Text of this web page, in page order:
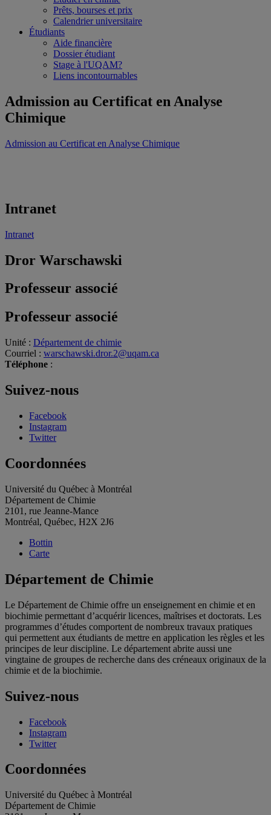
Prêts, bourses et prix
Calendrier universitaire
Étudiants
Aide financière
Dossier étudiant
Stage à l'UQAM?
Liens incontournables
Admission au Certificat en Analyse
Chimique
Admission au Certificat en Analyse Chimique
Intranet
Intranet
Dror Warschawski
Professeur associé
Professeur associé
Unité : Département de chimie
Courriel : warschawski.dror.2@uqam.ca
Téléphone :
Suivez-nous
Facebook
Instagram
Twitter
Coordonnées
Université du Québec à Montréal
Département de Chimie
2101, rue Jeanne-Mance
Montréal, Québec, H2X 2J6
Bottin
Carte
Département de Chimie
Le Département de Chimie offre un enseignement en chimie et en
biochimie permettant d’acquérir licences, maîtrises et doctorats. Les
programmes d’études comportent de nombreux travaux pratiques
qui permettent aux étudiants de mettre en application les règles et les
principes de leur discipline. Le département abrite aussi une
vingtaine de groupes de recherche dans des créneaux originaux de la
chimie et de la biochimie.
Suivez-nous
Facebook
Instagram
Twitter
Coordonnées
Université du Québec à Montréal
Département de Chimie